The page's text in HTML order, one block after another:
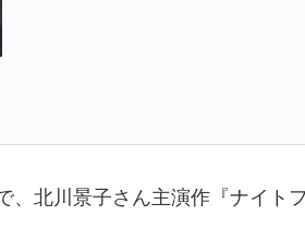
、北川景子さん主演作『ナイト